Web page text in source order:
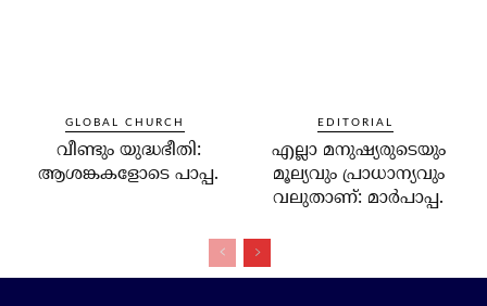
GLOBAL CHURCH
വീണ്ടും യുദ്ധഭീതി:
ആശങ്കകളോടെ പാപ്പ.
EDITORIAL
എല്ലാ മനുഷ്യരുടെയും
മൂല്യവും പ്രാധാന്യവും
വലുതാണ്: മാര്‍പാപ്പ.